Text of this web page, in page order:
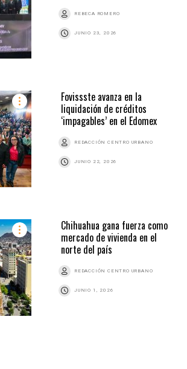
REBECA ROMERO
JUNIO 23, 2026
Fovissste avanza en la
liquidación de créditos
‘impagables’ en el Edomex
REDACCIÓN CENTRO URBANO
JUNIO 22, 2026
Chihuahua gana fuerza como
mercado de vivienda en el
norte del país
REDACCIÓN CENTRO URBANO
JUNIO 1, 2026